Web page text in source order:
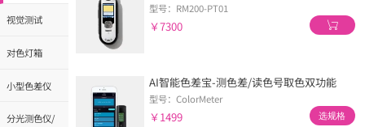
视觉测试
对色灯箱
小型色差仪
分光测色仪/
型号：RM200-PT01
￥7300
AI智能色差宝-测色差/读色号取色双功能
型号：ColorMeter
￥1499 选规格